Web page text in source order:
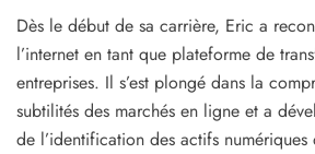
Dès le début de sa carrière, Eric a
l’internet en tant que plateforme de
entreprises. Il s’est plongé dans la
subtilités des marchés en ligne et a
de l’identification des actifs